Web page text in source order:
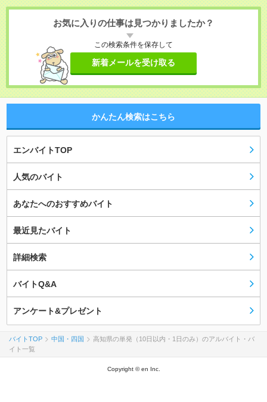
お気に入りの仕事は見つかりましたか？
この検索条件を保存して
新着メールを受け取る
かんたん検索はこちら
エンバイトTOP
人気のバイト
あなたへのおすすめバイト
最近見たバイト
詳細検索
バイトQ&A
アンケート&プレゼント
バイトTOP 中国・四国
高知県の単発（10日以内・1日のみ）のアルバイト・バ
イト一覧
Copyright © en Inc.